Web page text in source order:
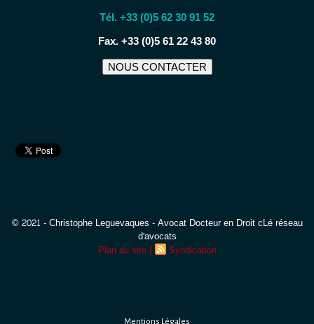
Tél. +33 (0)5 62 30 91 52
−
Fax. +33 (0)5 61 22 43 80
NOUS CONTACTER
© 2021 - Christophe Leguevaques - Avocat Docteur en Droit cLé réseau
d'avocats
Plan du site | Syndication
Mentions Légales